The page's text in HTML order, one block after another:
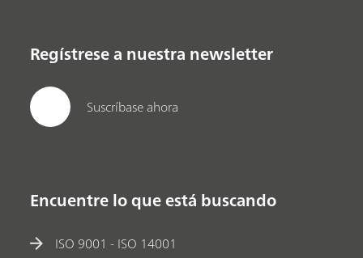
Regístrese a nuestra newsletter
Suscríbase ahora
Encuentre lo que está buscando
ISO 9001 - ISO 14001